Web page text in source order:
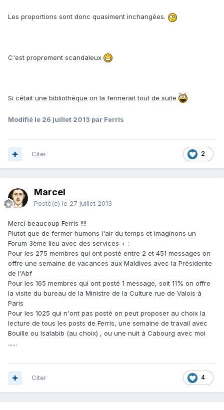
Les proportions sont donc quasiment inchangées.
C'est proprement scandaleux
Si cétait une bibliothèque on la fermerait tout de suite
Modifié le 26 juillet 2013 par Ferris
2
Citer
Marcel
Posté(e) le 27 juillet 2013
Merci beaucoup Ferris !!!!
Plutot que de fermer humons l'air du temps et imaginons un
Forum 3ème lieu avec des services + :
Pour les 275 membres qui ont posté entre 2 et 451 messages on
offre une semaine de vacances aux Maldives avec la Présidente
de l'Abf
Pour les 165 membres qui ont posté 1 message, soit 11% on offre
la visite du bureau de la Ministre de la Culture rue de Valois à
Paris
Pour les 1025 qui n'ont pas posté on peut proposer au choix la
lecture de tous les posts de Ferris, une semaine de travail avec
Bouille ou Isalabib (au choix) , ou une nuit à Cabourg avec moi
......
4
Citer